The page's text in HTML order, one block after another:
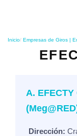
Inicio Empresas de Giros |
A.
Dirección: